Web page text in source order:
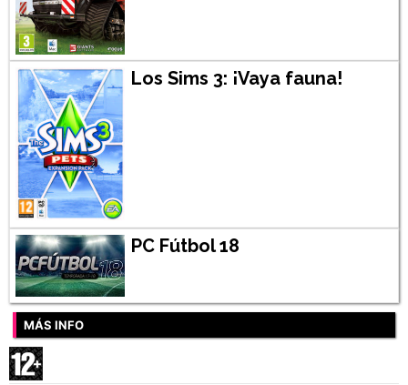
Los Sims 3: ¡Vaya fauna!
PC Fútbol 18
MÁS INFO